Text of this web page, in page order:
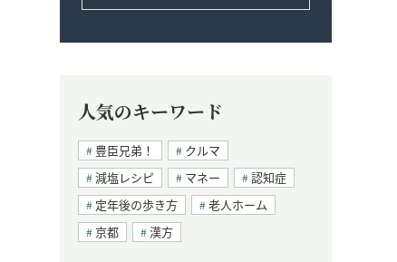
人気のキーワード
豊臣兄弟！
クルマ
減塩レシピ
マネー
認知症
定年後の歩き方
老人ホーム
京都
漢方